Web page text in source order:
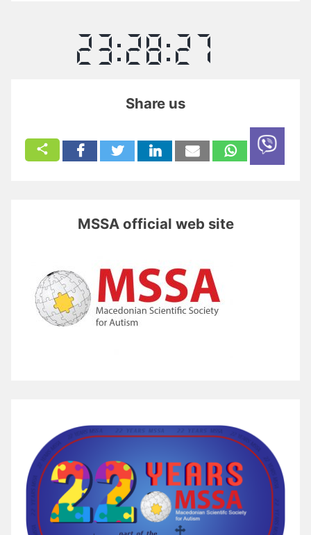
Share us
MSSA official web site